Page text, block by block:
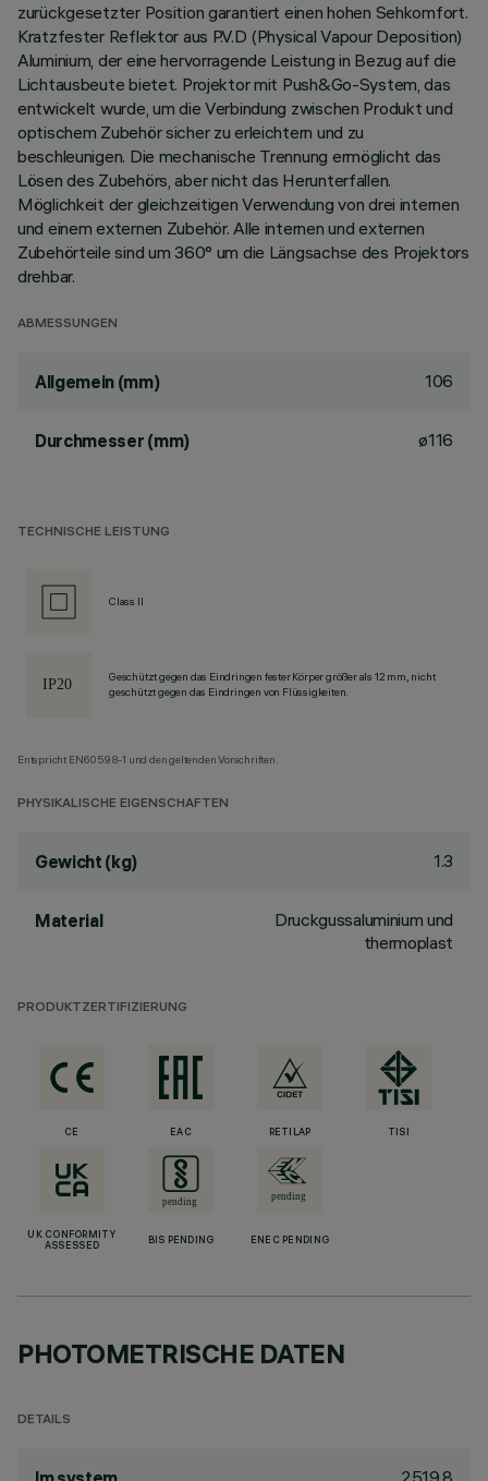
zurückgesetzter Position garantiert einen hohen Sehkomfort.
Kratzfester Reflektor aus P.V.D (Physical Vapour Deposition)
Aluminium, der eine hervorragende Leistung in Bezug auf die
Lichtausbeute bietet. Projektor mit Push&Go-System, das
entwickelt wurde, um die Verbindung zwischen Produkt und
optischem Zubehör sicher zu erleichtern und zu
beschleunigen. Die mechanische Trennung ermöglicht das
Lösen des Zubehörs, aber nicht das Herunterfallen.
Möglichkeit der gleichzeitigen Verwendung von drei internen
und einem externen Zubehör. Alle internen und externen
Zubehörteile sind um 360° um die Längsachse des Projektors
drehbar.
ABMESSUNGEN
Allgemein (mm) 106
Durchmesser (mm) ø116
TECHNISCHE LEISTUNG
Class II
Geschützt gegen das Eindringen fester Körper größer als 12 mm, nicht
geschützt gegen das Eindringen von Flüssigkeiten.
Entspricht EN60598-1 und den geltenden Vorschriften.
PHYSIKALISCHE EIGENSCHAFTEN
Gewicht (kg) 1.3
Material
Druckgussaluminium und
thermoplast
PRODUKTZERTIFIZIERUNG
CE EAC RETILAP TISI
UK CONFORMITY
ASSESSED
BIS PENDING ENEC PENDING
PHOTOMETRISCHE DATEN
DETAILS
2519.8